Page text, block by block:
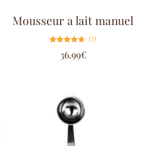
Mousseur a lait manuel
4.71
sur 5
(7)
36.99€